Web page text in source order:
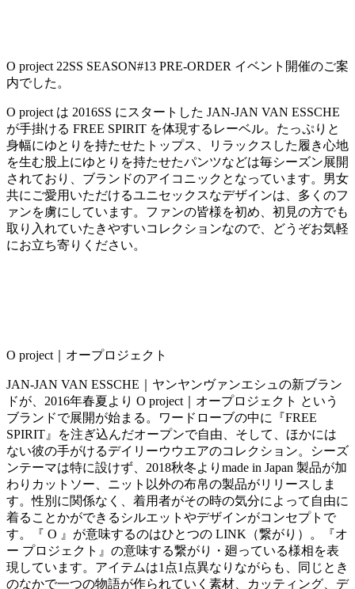
O project 22SS SEASON#13 PRE-ORDER イベント開催のご案
内でした。
O project は 2016SS にスタートした JAN-JAN VAN ESSCHE
が手掛ける FREE SPIRIT を体現するレーベル。たっぷりと
身幅にゆとりを持たせたトップス、リラックスした履き心地
を生む股上にゆとりを持たせたパンツなどは毎シーズン展開
されており、ブランドのアイコニックとなっています。男女
共にご愛用いただけるユニセックスなデザインは、多くのフ
ァンを虜にしています。ファンの皆様を初め、初見の方でも
取り入れていたきやすいコレクションなので、どうぞお気軽
にお立ち寄りください。
O project｜オープロジェクト
JAN-JAN VAN ESSCHE｜ヤンヤンヴァンエシュの新ブラン
ドが、2016年春夏より O project｜オープロジェクト という
ブランドで展開が始まる。ワードローブの中に『FREE
SPIRIT』を注ぎ込んだオープンで自由、そして、ほかには
ない彼の手がけるデイリーウウエアのコレクション。シーズ
ンテーマは特に設けず、2018秋冬よりmade in Japan 製品が加
わりカットソー、ニット以外の布帛の製品がリリースしま
す。性別に関係なく、着用者がその時の気分によって自由に
着ることかができるシルエットやデザインがコンセプトで
す。『 O 』が意味するのはひとつの LINK（繋がり）。『オ
ー プロジェクト』の意味する繋がり・廻っている様相を表
現しています。アイテムは1点1点異なりながらも、同じとき
のなかで一つの物語が作られていく素材、カッティング、デ